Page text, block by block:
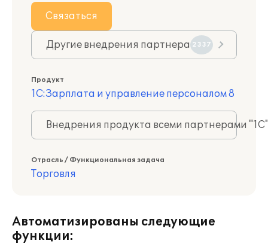
Связаться
Другие внедрения партнера 2337
Продукт
1С:Зарплата и управление персоналом 8
Внедрения продукта всеми партнерами
Отрасль / Функциональная задача
Торговля
Автоматизированы следующие
функции: